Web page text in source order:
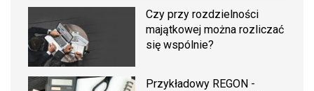
Czy przy rozdzielności
majątkowej można rozliczać
się wspólnie?
Przykładowy REGON -